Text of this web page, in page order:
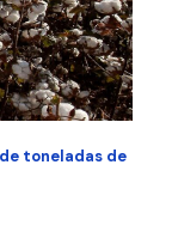
toneladas de